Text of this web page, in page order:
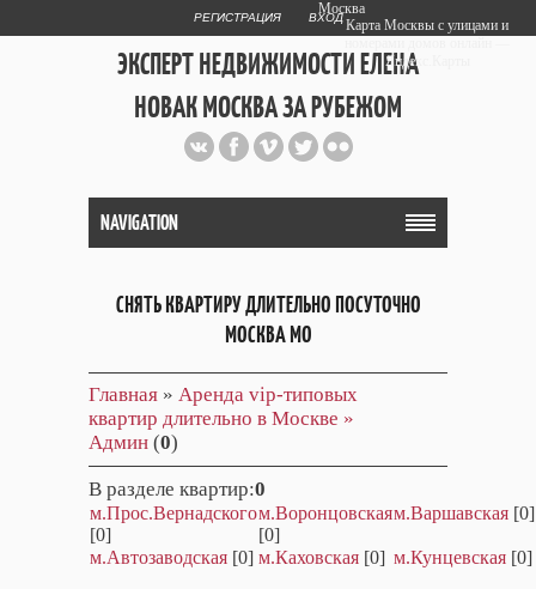
РЕГИСТРАЦИЯ ВХОД
ЭКСПЕРТ НЕДВИЖИМОСТИ ЕЛЕНА
НОВАК МОСКВА ЗА РУБЕЖОМ
Публичный сайт эксперта автора
web дизайнера+7 903 708 1884
NAVIGATION
СНЯТЬ КВАРТИРУ ДЛИТЕЛЬНО ПОСУТОЧНО
МОСКВА МО
Главная » Аренда vip-типовых
квартир длительно в Москве »
Админ (0)
В разделе квартир:0
м.Прос.Вернадского
[0]
м.Воронцовская
[0]
м.Варшавская [0]
м.Автозаводская [0] м.Каховская [0] м.Кунцевская [0]
Москва
Карта Москвы с улицами и
Яндекс.Карты